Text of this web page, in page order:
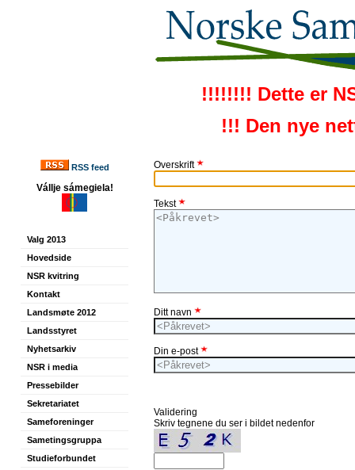
!!!!!!!! Dette er
!!! Den nye
RSS feed
Vállje sámegiela!
Valg 2013
Hovedside
NSR kvitring
Kontakt
Landsmøte 2012
Landsstyret
Nyhetsarkiv
NSR i media
Pressebilder
Sekretariatet
Sameforeninger
Sametingsgruppa
Studieforbundet
Overskrift
Tekst
Ditt navn
Din e-post
Validering
Skriv tegnene du ser i bildet nedenfor